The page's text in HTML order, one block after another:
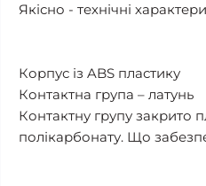
Якісно - технічні
Корпус із ABS пластику
Контактна група – латунь
Контактну групу закрито
полікарбонату. Що